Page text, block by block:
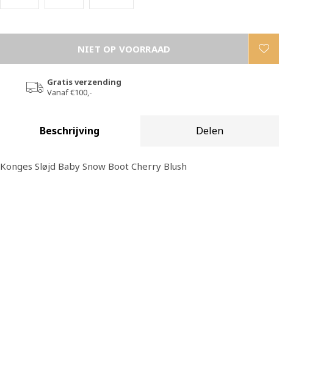
NIET OP VOORRAAD
Gratis verzending
Vanaf €100,-
Beschrijving Delen
Konges Sløjd Baby Snow Boot Cherry Blush